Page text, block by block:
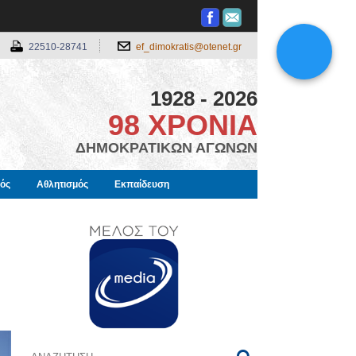
22510-28741 ef_dimokratis@otenet.gr
1928 - 2026
98 ΧΡΟΝΙΑ
ΔΗΜΟΚΡΑΤΙΚΩΝ ΑΓΩΝΩΝ
Αθλητισμός Εκπαίδευση